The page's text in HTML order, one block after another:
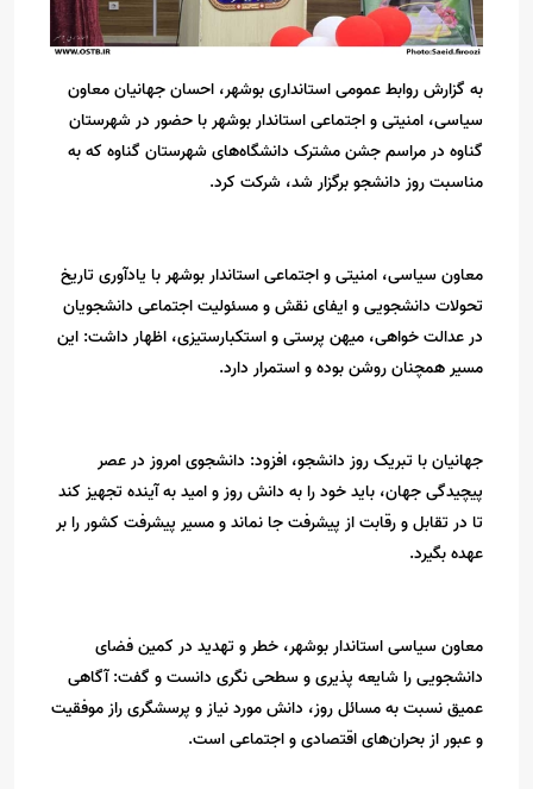
به گزارش روابط عمومی استانداری بوشهر، احسان جهانیان معاون
سیاسی، امنیتی و اجتماعی استاندار بوشهر با حضور در شهرستان
گناوه در مراسم جشن مشترک دانشگاه‌های شهرستان گناوه که به
مناسبت روز دانشجو برگزار شد، شرکت کرد.
معاون سیاسی، امنیتی و اجتماعی استاندار بوشهر با یادآوری تاریخ
تحولات دانشجویی و ایفای نقش و مسئولیت اجتماعی دانشجویان
در عدالت خواهی، میهن پرستی و استکبارستیزی، اظهار داشت: این
مسیر همچنان روشن بوده و استمرار دارد.
جهانیان با تبریک روز دانشجو، افزود: دانشجوی امروز در عصر
پیچیدگی جهان، باید خود را به دانش روز و امید به آینده تجهیز کند
تا در تقابل و رقابت از پیشرفت جا نماند و مسیر پیشرفت کشور را بر
عهده بگیرد.
معاون سیاسی استاندار بوشهر، خطر و تهدید در کمین فضای
دانشجویی را شایعه پذیری و سطحی نگری دانست و گفت: آگاهی
عمیق نسبت به مسائل روز، دانش مورد نیاز و پرسشگری راز موفقیت
و عبور از بحران‌های اقتصادی و اجتماعی است.